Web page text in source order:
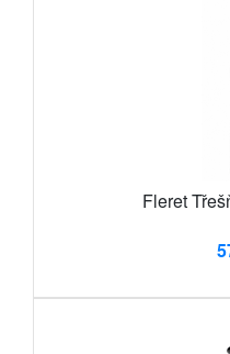
Fleret